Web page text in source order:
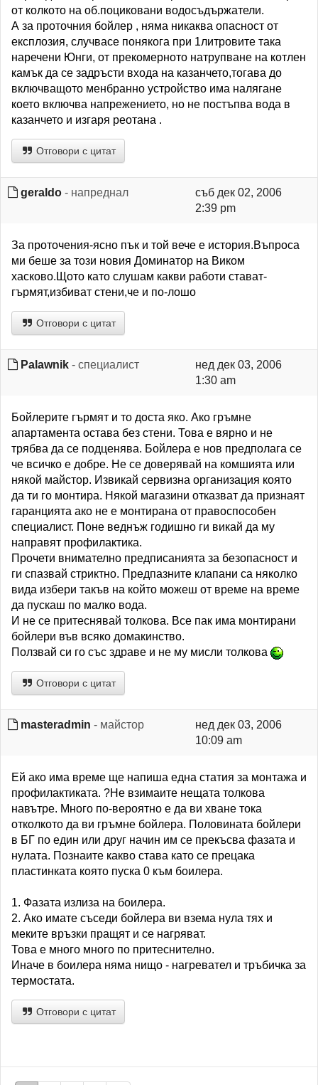
от колкото на об.поциковани водосъдържатели.
А за проточния бойлер , няма никаква опасност от
експлозия, случвасе понякога при 1литровите така
наречени Юнги, от прекомерното натрупване на котлен
камък да се задръсти входа на казанчето,тогава до
включващото менбранно устройство има налягане
което включва напрежението, но не постъпва вода в
казанчето и изгаря реотана .
Отговори с цитат
geraldo - напреднал
съб дек 02, 2006
2:39 pm
За проточения-ясно пък и той вече е история.Въпроса
ми беше за този новия Доминатор на Виком
хасково.Щото като слушам какви работи стават-
гърмят,избиват стени,че и по-лошо
Отговори с цитат
Palawnik - специалист
нед дек 03, 2006
1:30 am
Бойлерите гърмят и то доста яко. Ако гръмне
апартамента остава без стени. Това е вярно и не
трябва да се подценява. Бойлера е нов предполага се
че всичко е добре. Не се доверявай на комшията или
някой майстор. Извикай сервизна организация която
да ти го монтира. Някой магазини отказват да признаят
гаранцията ако не е монтирана от правоспособен
специалист. Поне веднъж годишно ги викай да му
направят профилактика.
Прочети внимателно предписанията за безопасност и
ги спазвай стриктно. Предпазните клапани са няколко
вида избери такъв на който можеш от време на време
да пускаш по малко вода.
И не се притеснявай толкова. Все пак има монтирани
бойлери във всяко домакинство.
Ползвай си го със здраве и не му мисли толкова
Отговори с цитат
masteradmin - майстор
нед дек 03, 2006
10:09 am
Ей ако има време ще напиша една статия за монтажа и
профилактиката. ?Не взимаите нещата толкова
навътре. Много по-вероятно е да ви хване тока
отколкото да ви гръмне бойлера. Половината бойлери
в БГ по един или друг начин им се прекъсва фазата и
нулата. Познаите какво става като се прецака
пластинката която пуска 0 към боилера.
1. Фазата излиза на боилера.
2. Ако имате съседи бойлера ви взема нула тях и
меките връзки пращят и се нагряват.
Това е много много по притеснително.
Иначе в боилера няма нищо - нагревател и тръбичка за
термостата.
Отговори с цитат